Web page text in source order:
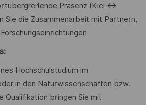
Präsenz (Kiel ↔
Sie die Zusammenarbeit mit Partnern,
Hochschulstudium im
in den Naturwissenschaften bzw.
Qualifikation bringen Sie mit